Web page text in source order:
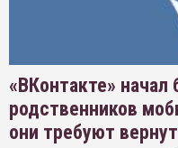
«ВКонтакте»
родственников
они требуют